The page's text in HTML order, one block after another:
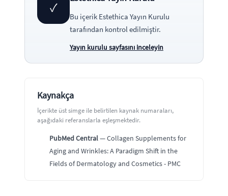
✓
Bu içerik Estethica Yayın Kurulu
tarafından kontrol edilmiştir.
Yayın kurulu sayfasını inceleyin
Kaynakça
İçerikte üst simge ile belirtilen kaynak numaraları,
aşağıdaki referanslarla eşleşmektedir.
PubMed Central— Collagen Supplements for
Aging and Wrinkles: A Paradigm Shift in the
Fields of Dermatology and Cosmetics - PMC